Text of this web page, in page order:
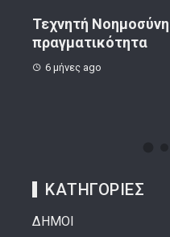
Κορινθιακό
8 μήνες ago
ΚΑΤΗΓΟΡΙΕΣ
ΔΗΜΟΙ